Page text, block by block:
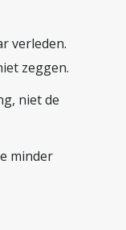
verleden.
zeggen.
niet de
minder